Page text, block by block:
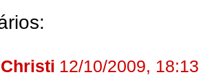
12/10/2009, 18:13